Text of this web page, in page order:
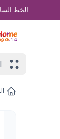
الخط الساخن: